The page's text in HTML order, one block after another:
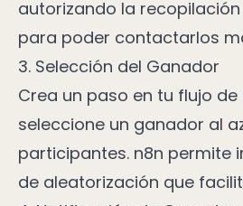
autorizando la
para poder contactarlos
3. Selección del Ganador
Crea un paso en tu flujo
seleccione un ganador al
participantes. n8n permite
de aleatorización que